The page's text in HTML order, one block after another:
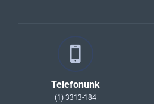
Telefonunk
(1) 3313-184